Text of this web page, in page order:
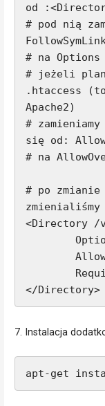
od
# pod nią
# na Options
# jeżeli
.htaccess (to
Apache2)
#
się od:
# na
# po
<Directory /
</Directory>
7. Instalacja
apt-get